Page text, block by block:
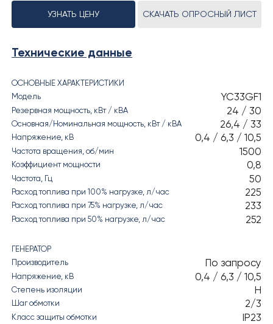
УЗНАТЬ ЦЕНУ СКАЧАТЬ ОПРОСНЫЙ ЛИСТ
Технические данные
ОСНОВНЫЕ ХАРАКТЕРИСТИКИ
Модель
YC33GF1
Резервная мощность, кВт / кВА 24 / 30
Основная/Номинальная мощность, кВт / кВА 26,4 / 33
Напряжение, кВ 0,4 / 6,3 / 10,5
Частота вращения, об/мин 1500
Коэффициент мощности 0,8
Частота, Гц 50
Расход топлива при 100% нагрузке, л/час 225
Расход топлива при 75% нагрузке, л/час 233
Расход топлива при 50% нагрузке, л/час 252
ГЕНЕРАТОР
Производитель
По запросу
Напряжение, кВ 0,4 / 6,3 / 10,5
Степень изоляции H
Шаг обмотки 2/3
Класс защиты обмотки IP23